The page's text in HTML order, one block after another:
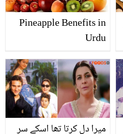
Pineapple Benefits in
Urdu
میرا دل کرتا تھا اسکے سر